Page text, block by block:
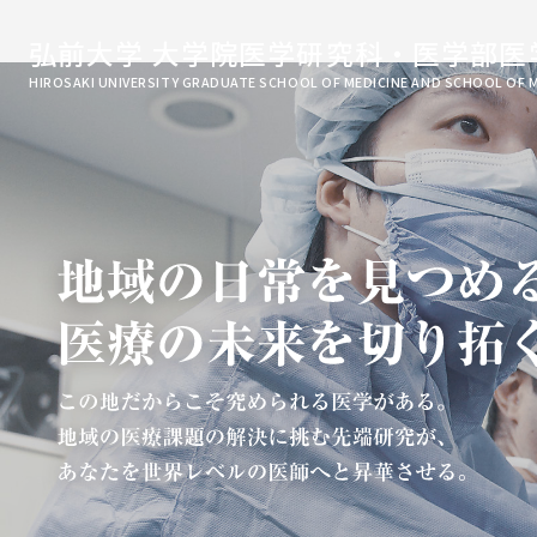
弘前大学 大学院医学研究科・医学部医
HIROSAKI UNIVERSITY GRADUATE SCHOOL OF MEDICINE AND SCHOOL OF